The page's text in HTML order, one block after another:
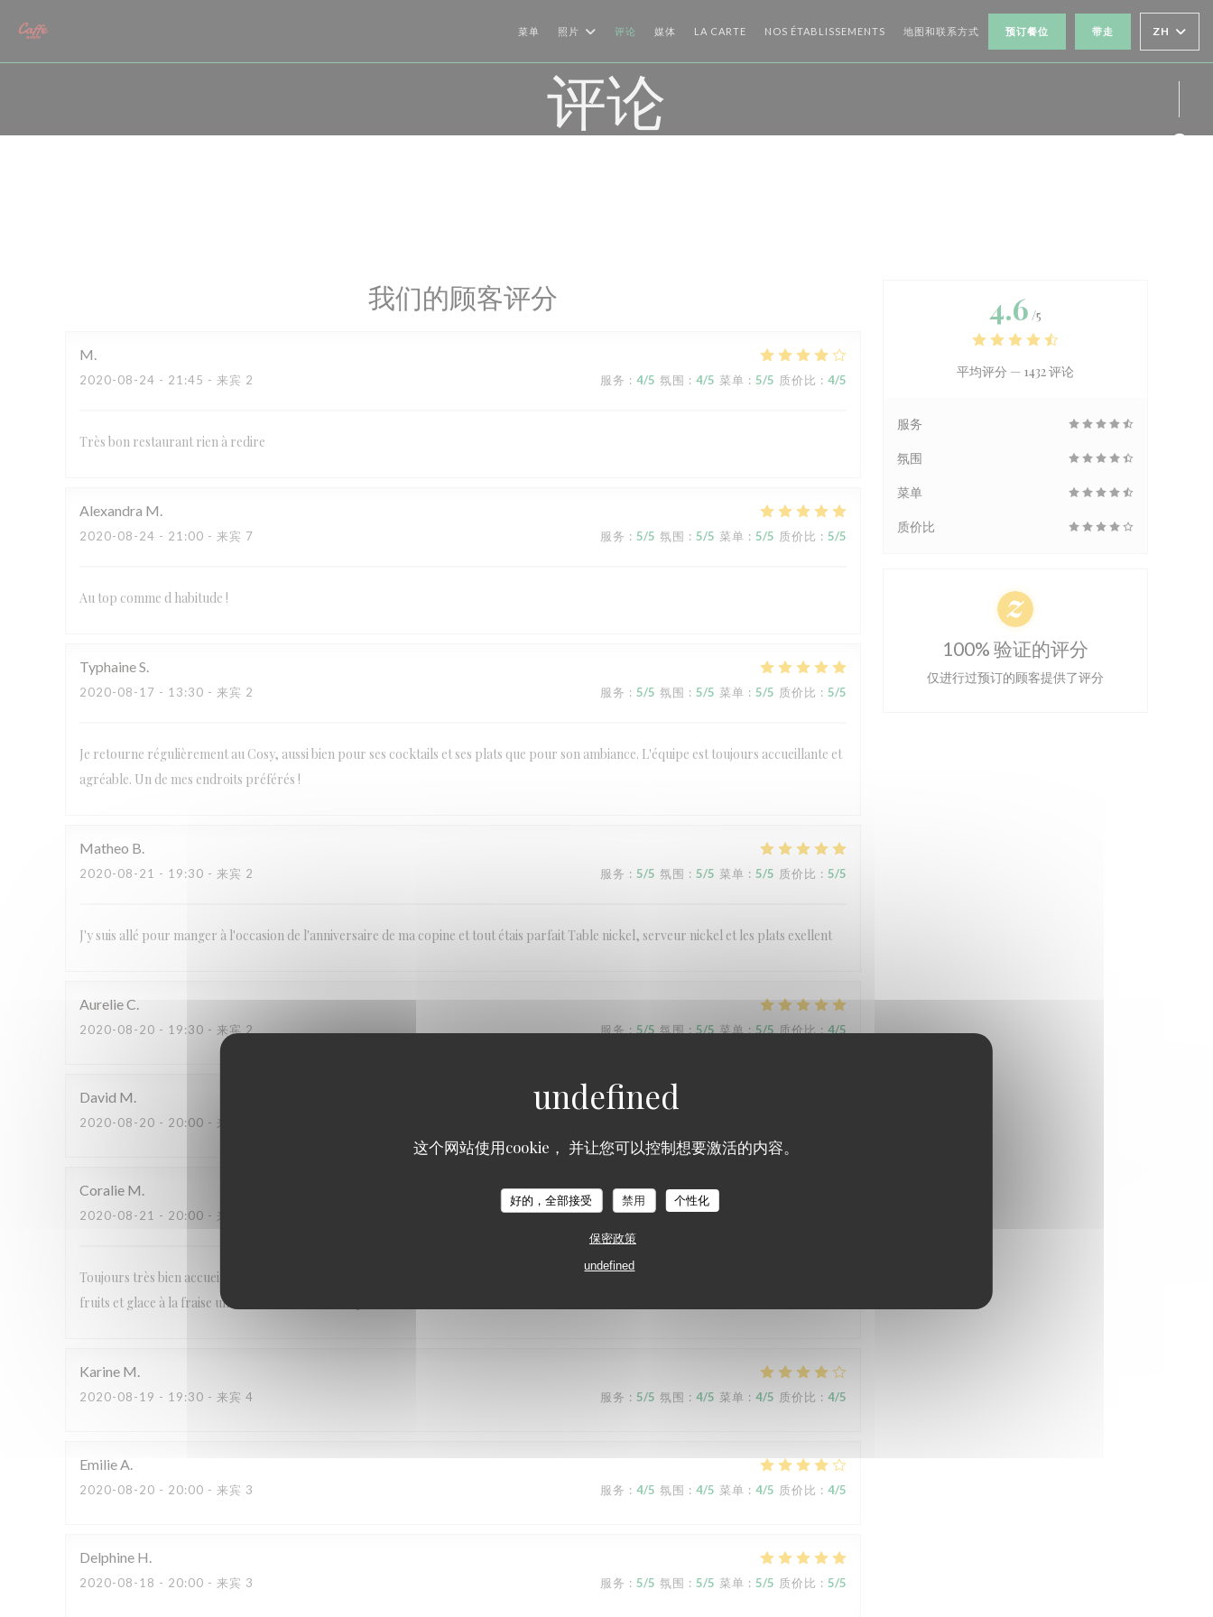
这个网站使用cookie， 并让您可以控制想要激活的内容。
好的，全部接受 禁用 个性化
保密政策
undefined
菜单 照片 评论 媒体 LA CARTE ((在新窗口中打开))
NOS ÉTABLISSEMENTS ((在新窗口中打开))
地图和联系方式 预订餐位 带走 ZH
评论
我们的顾客评分
M
2020-08-24 - 21:45 - 来宾 2 服务 : 4/5 氛围 : 4/5 菜单 : 5/5 质价比 : 4/5
Très bon restaurant rien à redire
Alexandra M
2020-08-24 - 21:00 - 来宾 7 服务 : 5/5 氛围 : 5/5 菜单 : 5/5 质价比 : 5/5
Au top comme d habitude !
TyphaineS
2020-08-17 - 13:30 - 来宾 2 服务 : 5/5 氛围 : 5/5 菜单 : 5/5 质价比 : 5/5
Je retourne régulièrement au Cosy, aussi bien pour ses cocktails et ses plats que pour son ambiance. L'équipe est toujours accueillante et
agréable. Un de mes endroits préférés !
Matheo B
2020-08-21 - 19:30 - 来宾 2 服务 : 5/5 氛围 : 5/5 菜单 : 5/5 质价比 : 5/5
J'y suis allé pour manger à l'occasion de l'anniversaire de ma copine et tout étais parfait Table nickel, serveur nickel et les plats exellent
AurelieC
2020-08-20 - 19:30 - 来宾 2 服务 : 5/5 氛围 : 5/5 菜单 : 5/5 质价比 : 4/5
David M
2020-08-20 - 20:00 - 来宾 2
Coralie M
2020-08-21 - 20:00 - 来宾 2 服务: 5/5 氛围: 5/5
Toujours très bien accueillis. Les conditions d’hygiène sont parfaitement respectées. On se sent en sécurité. Je recommande le dessert
fruits et glace à la fraise un délice ... merci encore pour votre accueil.
Karine M
2020-08-19 - 19:30 - 来宾 4 服务 : 5/5 氛围 : 4/5 菜单 : 4/5 质价比 : 4/5
EmilieA
2020-08-20 - 20:00 - 来宾 3 服务 : 4/5 氛围 : 4/5 菜单 : 4/5 质价比 : 4/5
Delphine H
2020-08-18 - 20:00 - 来宾 3 服务 : 5/5 氛围 : 5/5 菜单 : 5/5 质价比 : 5/5
4.6 /5
平均评分 — 1432 评论
服务
氛围
菜单
质价比
100% 验证的评分
仅进行过预订的顾客提供了评分